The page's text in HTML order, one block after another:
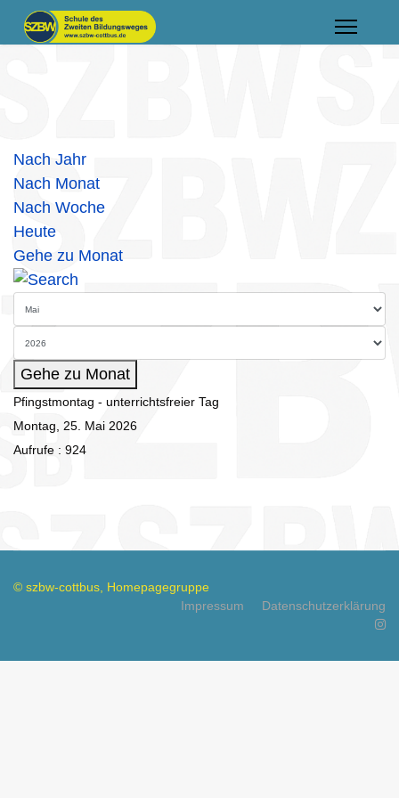
Nach Jahr
Nach Monat
Nach Woche
Heute
Gehe zu Monat
Gehe zu Monat
Pfingstmontag - unterrichtsfreier Tag
Montag, 25. Mai 2026
Aufrufe : 924
© szbw-cottbus, Homepagegruppe
Impressum
Datenschutzerklärung